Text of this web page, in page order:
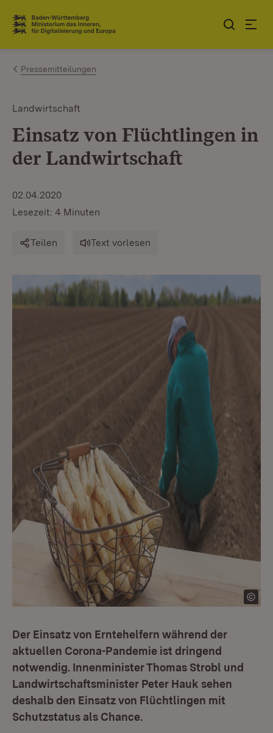
Zum Inhalt springen
Link zur Startseite
Pressemitteilungen
Landwirtschaft
Einsatz von Flüchtlingen in
der Landwirtschaft
02.04.2020
Lesezeit: 4 Minuten
Teilen Text vorlesen
Der Einsatz von Erntehelfern während der
aktuellen Corona-Pandemie ist dringend
notwendig. Innenminister Thomas Strobl und
Landwirtschaftsminister Peter Hauk sehen
deshalb den Einsatz von Flüchtlingen mit
Schutzstatus als Chance.